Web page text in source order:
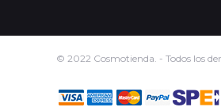
© 2022 Cosmotienda. - Todos los